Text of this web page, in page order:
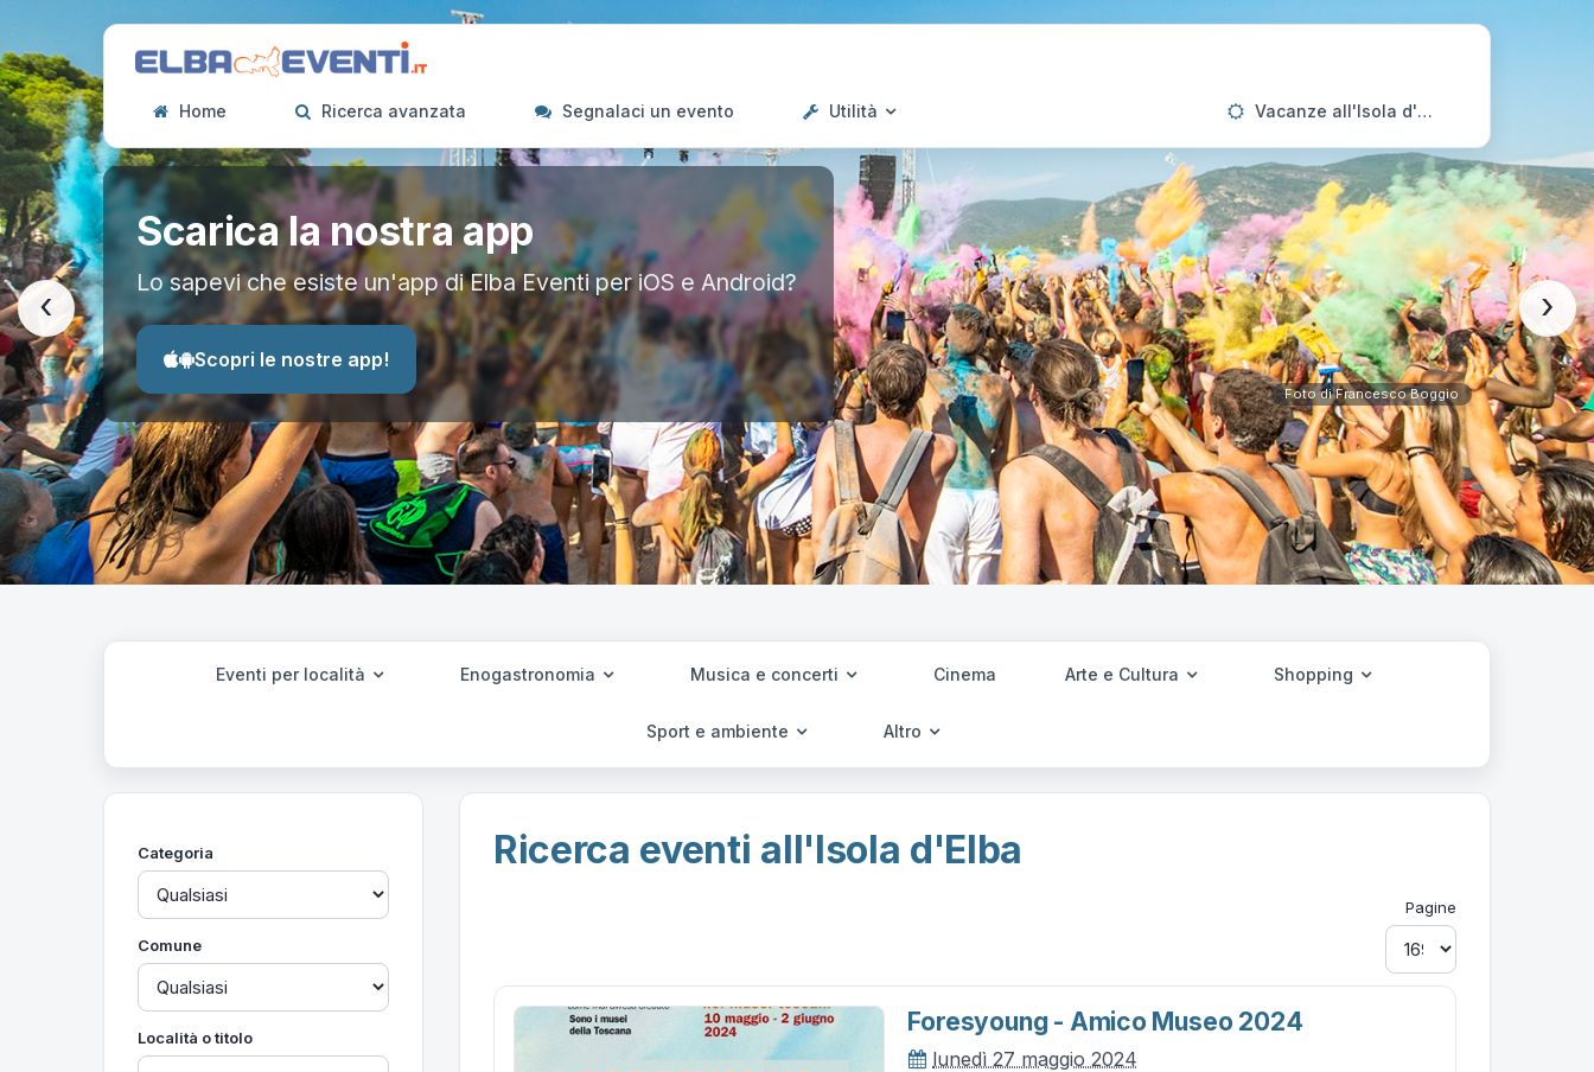
Home Ricerca avanzata Segnalaci un evento Utilità Vacanze all'Isola d'Elba
Scarica la nostra app
Lo sapevi che esiste un'app di Elba Eventi per iOS e Android?
Scopri le nostre app!
Foto di Francesco Boggio
‹ ›
Eventi per località Enogastronomia Musica e concerti Cinema Arte e Cultura Shopping
Sport e ambiente Altro
Categoria
Comune
Località o titolo
Ricerca eventi all'Isola d'Elba
Pagine
Foresyoung - Amico Museo 2024
lunedì 27 maggio 2024